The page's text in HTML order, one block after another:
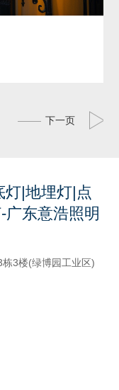
下一页
|地埋灯|点
东意浩照明
3楼(绿博园工业区)